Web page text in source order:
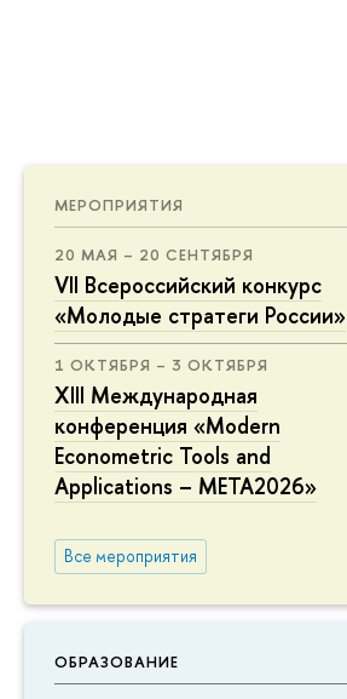
МЕРОПРИЯТИЯ
20 МАЯ – 20 СЕНТЯБРЯ
VII Всероссийский конкурс
«Молодые стратеги России»
1 ОКТЯБРЯ – 3 ОКТЯБРЯ
XIII Международная
конференция «Modern
Econometric Tools and
Applications – META2026»
Все мероприятия
ОБРАЗОВАНИЕ